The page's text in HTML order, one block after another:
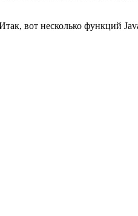
вот несколько функций